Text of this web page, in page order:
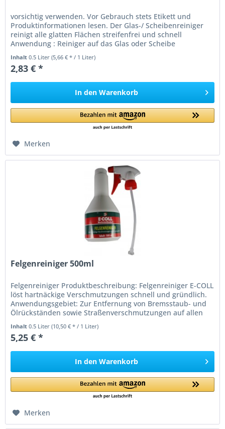
vorsichtig verwenden. Vor Gebrauch stets Etikett und
Produktinformationen lesen. Der Glas-/ Scheibenreiniger
reinigt alle glatten Flächen streifenfrei und schnell
Anwendung : Reiniger auf das Glas oder Scheibe
aufsprühen und mit einem...
Inhalt0.5 Liter(5,66 € * / 1 Liter)
2,83 € *
In den Warenkorb
Merken
Felgenreiniger 500ml
Felgenreiniger Produktbeschreibung: Felgenreiniger E-COLL
löst hartnäckige Verschmutzungen schnell und gründlich.
Anwendungsgebiet: Zur Entfernung von Bremsstaub- und
Ölrückständen sowie Straßenverschmutzungen auf allen
Inhalt0.5 Liter(10,50 € * / 1 Liter)
5,25 € *
In den Warenkorb
Merken